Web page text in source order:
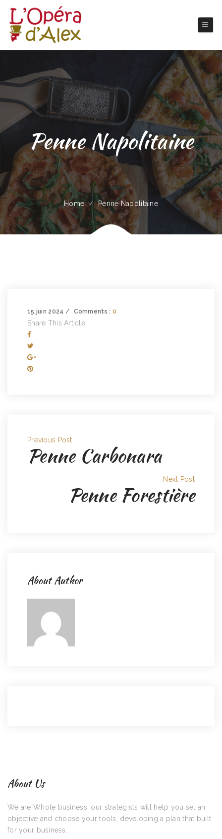
Penne Napolitaine
Home Penne Napolitaine
15 juin 2024 Comments : 0
Share This Article :
Previous Post
Penne Carbonara
Next Post
Penne Forestière
About Author
About Us
We are Whole business, our strategists will help you set an
objective and choose your tools, developing a plan that built
for your business.